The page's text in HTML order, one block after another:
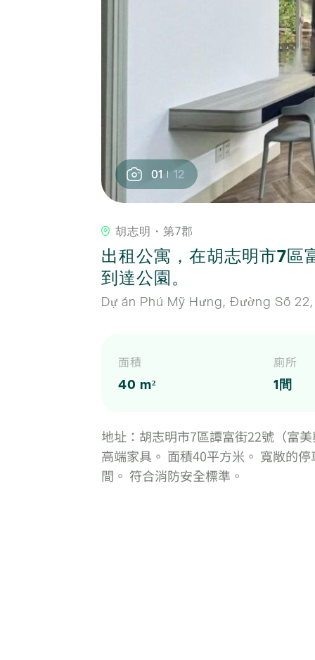
01 12
胡志明・第7郡
出租公寓，在胡志明市7
到達公園。
Dự án Phú Mỹ Hưng, Đường Số
面積
40 m²
廁所
1間
地址：胡志明市7區譚富街22號（富
高端家具。 面積40平方米。 寬敞的
間。 符合消防安全標準。